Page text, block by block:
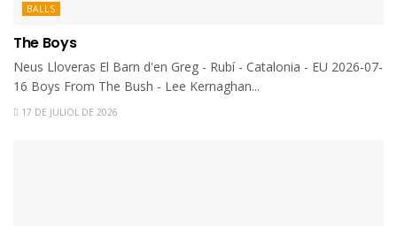
BALLS
The Boys
Neus Lloveras El Barn d'en Greg - Rubí - Catalonia - EU 2026-07-
16 Boys From The Bush - Lee Kernaghan...
17 DE JULIOL DE 2026